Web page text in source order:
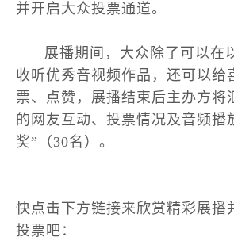
并开启大众投票通道。
展播期间，大众除了可以在
收听优秀音视频作品，还可以给
票、点赞，展播结束后主办方将
的网友互动、投票情况及音频播
奖”（30名）。
快点击下方链接来欣赏精彩展播
投票吧：